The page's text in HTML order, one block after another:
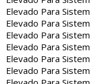
Elevado Para
Elevado Para
Elevado Para
Elevado Para
Elevado Para
Elevado Para